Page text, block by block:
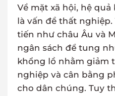
Về mặt xã hội, hệ
là vấn đề thất nghiệp.
tiến như châu Âu và
ngân sách để tung
khổng lồ nhằm giảm
nghiệp và cân bằng
cho dân chúng. Tuy